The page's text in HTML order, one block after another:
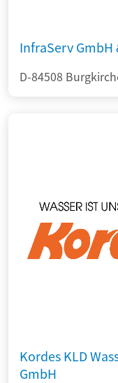
InfraServ GmbH
D-84508
Kordes KLD
GmbH